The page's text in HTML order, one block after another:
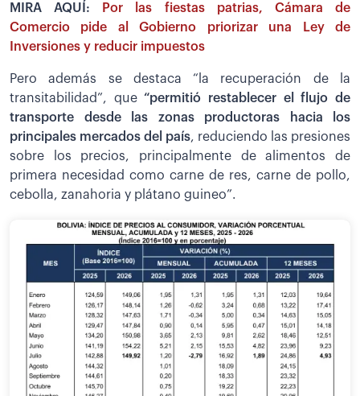
MIRA AQUÍ:
Por las fiestas patrias, Cámara de
Comercio pide al Gobierno priorizar una Ley de
Inversiones y reducir impuestos
Pero además se destaca “la recuperación de la
transitabilidad”, que“permitió restablecer el flujo de
transporte desde las zonas productoras hacia los
principales mercados del país, reduciendo las presiones
sobre los precios, principalmente de alimentos de
primera necesidad como carne de res, carne de pollo,
cebolla, zanahoria y plátano guineo”.